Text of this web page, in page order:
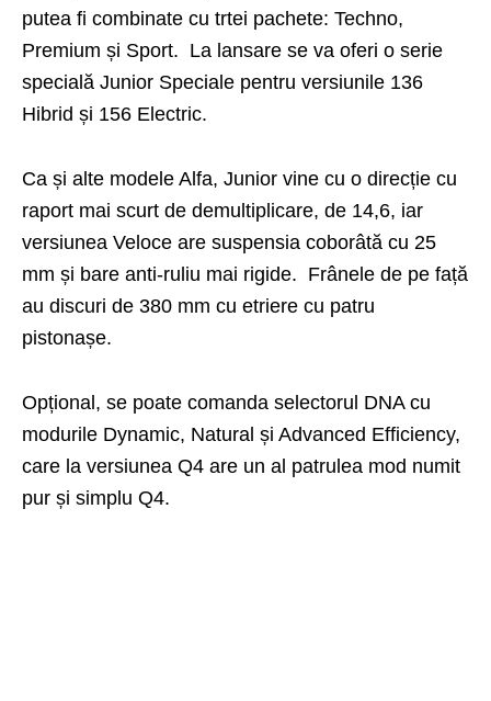
putea fi combinate cu trtei pachete: Techno,
Premium și Sport. La lansare se va oferi o serie
specială Junior Speciale pentru versiunile 136
Hibrid și 156 Electric.
Ca și alte modele Alfa, Junior vine cu o direcție cu
raport mai scurt de demultiplicare, de 14,6, iar
versiunea Veloce are suspensia coborâtă cu 25
mm și bare anti-ruliu mai rigide. Frânele de pe față
au discuri de 380 mm cu etriere cu patru
pistonașe.
Opțional, se poate comanda selectorul DNA cu
modurile Dynamic, Natural și Advanced Efficiency,
care la versiunea Q4 are un al patrulea mod numit
pur și simplu Q4.